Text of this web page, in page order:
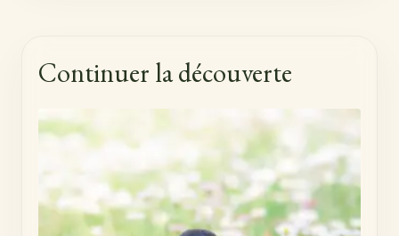
Continuer la découverte